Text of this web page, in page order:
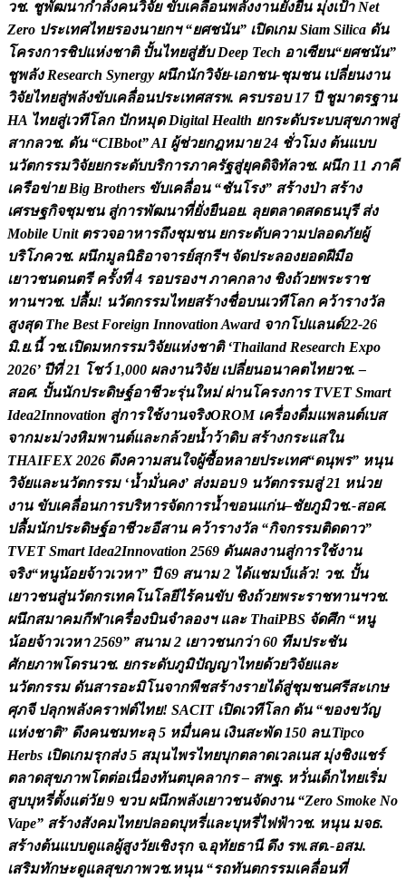
วช. ชพฒนากลงคนวจย ขบเคลอนพลงงานยงยน มงเปา Net
Zero ประเทศไทยรองนายกฯ “ยศชนน” เปดเกม Siam Silica ดน
โครงการชปแหงชาต ปนไทยสฮบ Deep Tech อาเซยน“ยศชนน”
ชพลง Research Synergy ผนกนกวจย-เอกชน-ชมชน เปลยนงาน
วจยไทยสพลงขบเคลอนประเทศสรพ. ครบรอบ 17 ป ชมาตรฐาน
HA ไทยสเวทโลก ปกหมด Digital Health ยกระดบระบบสขภาพส
สากลวช. ดน “CIBbot”AI ผชวยกฎหมาย 24 ชวโมง ตนแบบ
นวตกรรมวจยยกระดบบรการภาครฐสยคดจทลวช. ผนก 11 ภาค
เครอขาย Big Brothers ขบเคลอน “ชนโรง” สรางปา สราง
เศรษฐกจชมชน สการพฒนาทยงยนอย. ลยตลาดสดธนบร สง
Mobile Unit ตรวจอาหารถงชมชน ยกระดบความปลอดภยผ
บรโภควช. ผนกมลนธอาจารยสกรฯ จดประลองยอดฝมอ
เยาวชนดนตร ครงท 4 รอบรองฯ ภาคกลาง ชงถวยพระราช
ทานฯวช. ปลม! นวตกรรมไทยสรางชอบนเวทโลก ควารางวล
สงสด The Best Foreign Innovation Award จากโปแลนด22-26
ม.ย.น วช.เปดมหกรรมวจยแหงชาต ‘Thailand Research Expo
2026’ ปท 21 โชว 1,000 ผลงานวจย เปลยนอนาคตไทยวช. –
สอศ. ปนนกประดษฐอาชวะรนใหม ผานโครงการ TVET Smart
Idea2Innovation สการใชงานจรงOROM เครองดมแพลนตเบส
จากมะมวงหมพานตและกลวยนวาดบ สรางกระแสใน
THAIFEX 2026 ดงความสนใจผซอหลายประเทศ“ดนพร” หนน
วจยและนวตกรรม ‘นมนคง’ สงมอบ 9 นวตกรรมส 21 หนวย
งาน ขบเคลอนการบรหารจดการนขอนแกน–ชยภมวช.-สอศ.
ปลมนกประดษฐอาชวะอสาน ควารางวล “กจกรรมตดดาว”
TVET Smart Idea2Innovation 2569 ดนผลงานสการใชงาน
จรง“หนนอยจาวเวหา” ป 69 สนาม 2 ไดแชมปแลว! วช. ปน
เยาวชนสนวตกรเทคโนโลยไรคนขบ ชงถวยพระราชทานฯวช.
ผนกสมาคมกฬาเครองบนจลองฯ และ ThaiPBS จดศก “หน
นอยจาวเวหา 2569” สนาม 2 เยาวชนกวา 60 ทมประชน
ศกยภาพโดรนวช. ยกระดบภมปญญาไทยดวยวจยและ
นวตกรรม ดนสารอะมโนจากพชสรางรายไดสชมชนศรสะเกษ
ศภจ ปลกพลงคราฟตไทย! SACIT เปดเวทโลก ดน “ของขวญ
แหงชาต” ดงคนชมทะล 5 หมนคน เงนสะพด 150 ลบ.Tipco
Herbs เปดเกมรกสง 5 สมนไพรไทยบกตลาดเวลเนส มงชงแชร
ตลาดสขภาพโตตอเนองทนตบคลากร – สพฐ. หวนเดกไทยเรม
สบบหรตงแตวย 9 ขวบ ผนกพลงเยาวชนจดงาน “Zero Smoke No
Vape” สรางสงคมไทยปลอดบหรและบหรไฟฟาวช. หนน มจธ.
สรางตนแบบดแลผสงวยเชงรก จ.อทยธาน ดง รพ.สต.-อสม.
เสรมทกษะดแลสขภาพวช.หนน “รถทนตกรรมเคลอนท